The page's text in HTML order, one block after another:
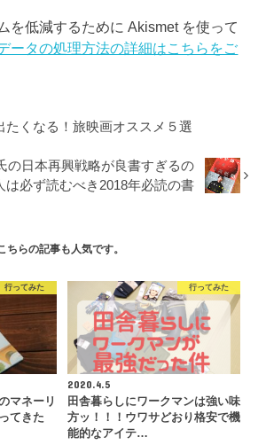
を低減するために Akismet を使って
ータの処理方法の詳細はこちらをご
たくなる！旅映画オススメ５選
の日本再興戦略が良書すぎるの
は必ず読むべき2018年必読の書
ちらの記事も人気です。
行ってみた
マネーリ
てきた
行ってみた
2020.4.5
田舎暮らしにワークマンは強い味
方ッ！！！ウワサどおり格安で機
能的なアイテ…